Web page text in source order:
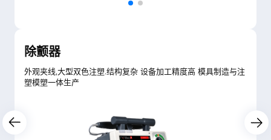
除颤器
外观夹线,大型双色注塑.结构复杂 设备加工精度高 模具制造与注
塑模塑一体生产